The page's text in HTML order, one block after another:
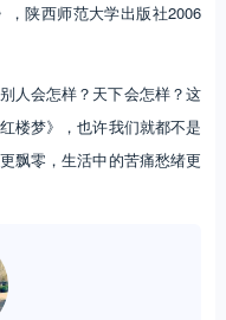
陕西师范大学出版社2006
人会怎样？天下会怎样？这
楼梦》，也许我们就都不是
飘零，生活中的苦痛愁绪更